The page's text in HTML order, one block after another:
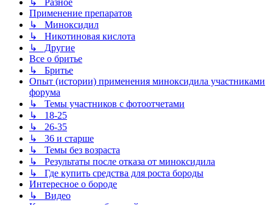
Применение препаратов
↳ Миноксидил
↳ Никотиновая кислота
↳ Другие
Все о бритье
↳ Бритье
Опыт (истории) применения миноксидила участниками
форума
↳ Темы участников с фотоотчетами
↳ 18-25
↳ 26-35
↳ 36 и старше
↳ Темы без возраста
↳ Результаты после отказа от миноксидила
↳ Где купить средства для роста бороды
Интересное о бороде
↳ Видео